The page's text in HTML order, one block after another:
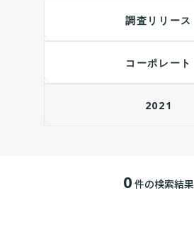
調査リリース
コーポレート
2021
0 件の検索結果